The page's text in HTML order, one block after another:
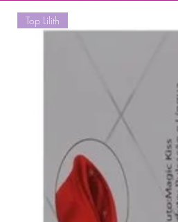
Top Lilith